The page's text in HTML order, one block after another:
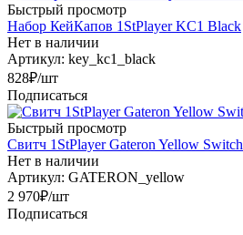
Быстрый просмотр
Набор КейКапов 1StPlayer KC1 Black
Нет в наличии
Артикул: key_kc1_black
828₽/шт
Подписаться
Быстрый просмотр
Свитч 1StPlayer Gateron Yellow Switch
Нет в наличии
Артикул: GATERON_yellow
2 970₽/шт
Подписаться